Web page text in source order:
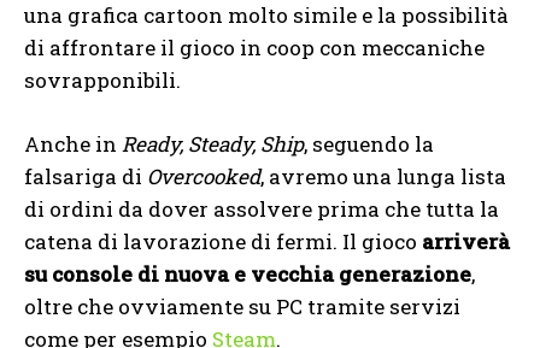
una grafica cartoon molto simile e la possibilità
di affrontare il gioco in coop con meccaniche
sovrapponibili.
Anche in Ready, Steady, Ship, seguendo la
falsariga di Overcooked, avremo una lunga lista
di ordini da dover assolvere prima che tutta la
catena di lavorazione di fermi. Il gioco arriverà
su console di nuova e vecchia generazione,
oltre che ovviamente su PC tramite servizi
come per esempio Steam.